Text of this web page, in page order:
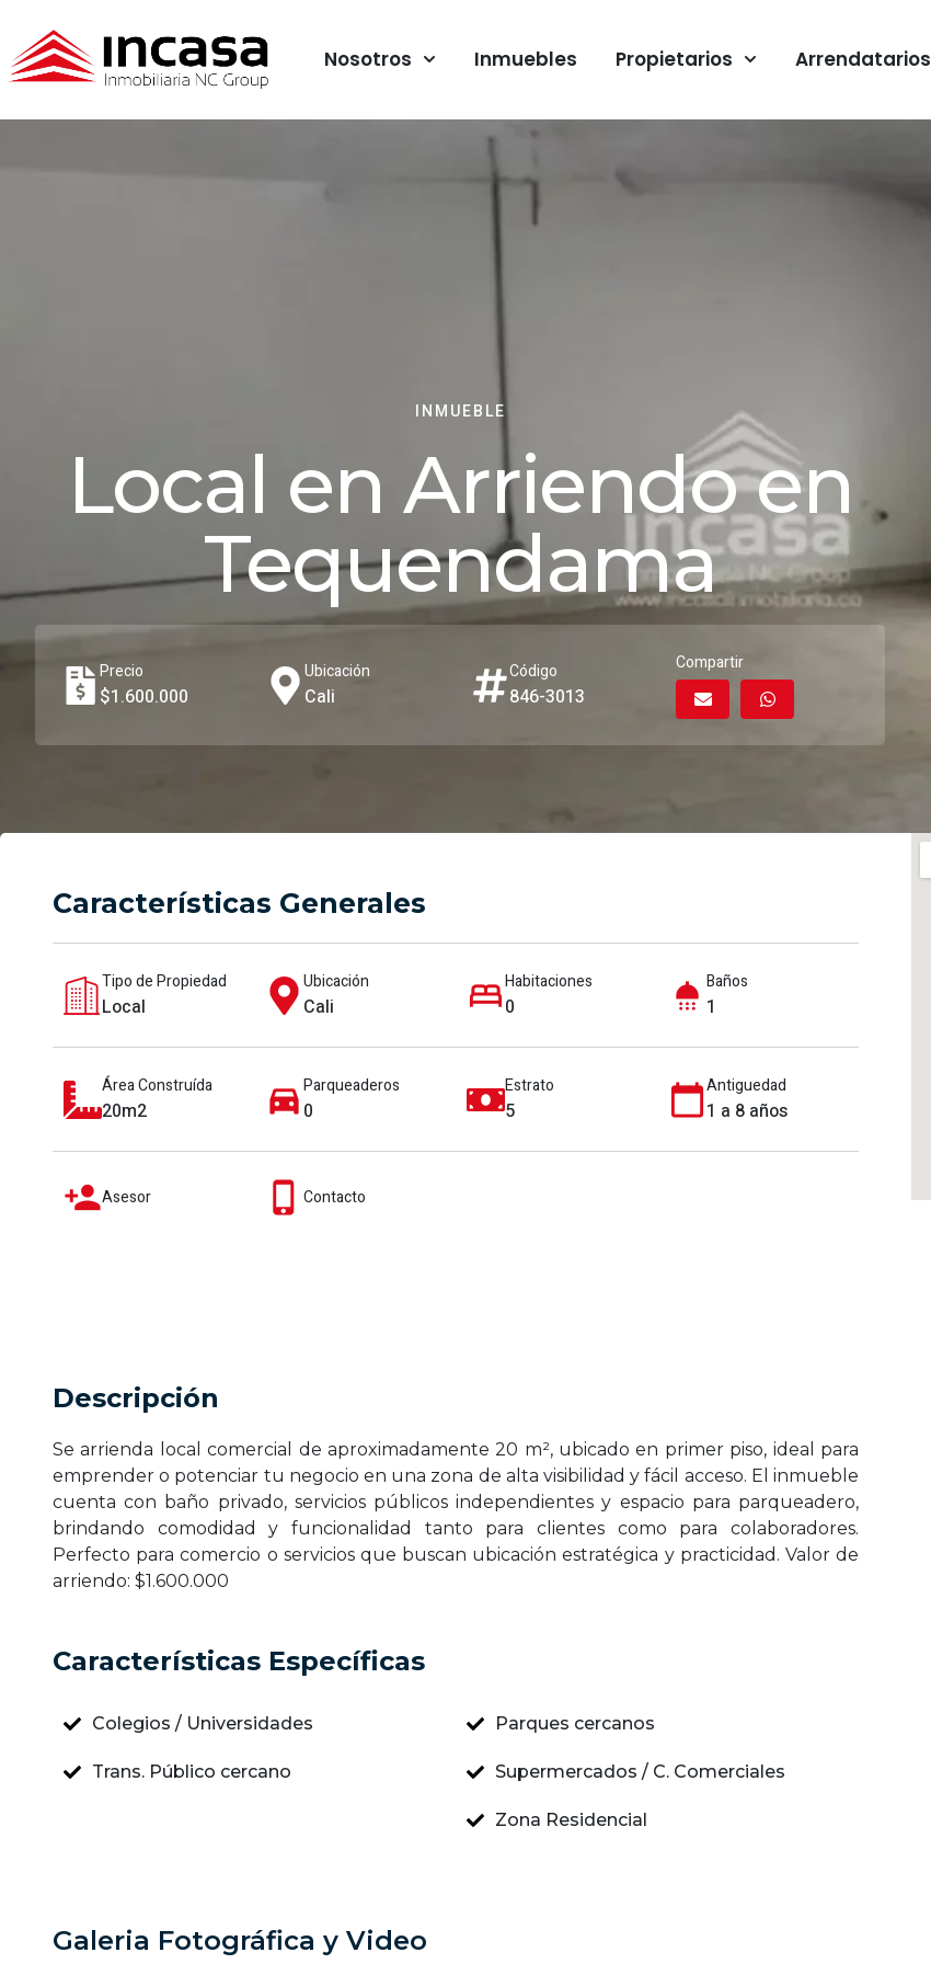
Nosotros Inmuebles Propietarios Arrendatarios
INMUEBLE
Local en Arriendo en
Tequendama
Precio
$1.600.000
Ubicación
Cali
Código
846-3013
Compartir
Características Generales
Tipo de Propiedad
Local
Ubicación
Cali
Habitaciones
0
Baños
1
Área Construída
20m2
Parqueaderos
0
Estrato
5
Antiguedad
1 a 8 años
Asesor Contacto
Descripción
Se arrienda local comercial de aproximadamente 20 m², ubicado en primer piso, ideal para
emprender o potenciar tu negocio en una zona de alta visibilidad y fácil acceso. El inmueble
cuenta con baño privado, servicios públicos independientes y espacio para parqueadero,
brindando comodidad y funcionalidad tanto para clientes como para colaboradores.
Perfecto para comercio o servicios que buscan ubicación estratégica y practicidad. Valor de
arriendo: $1.600.000
Características Específicas
Colegios / Universidades
Trans. Público cercano
Parques cercanos
Supermercados / C. Comerciales
Zona Residencial
Galeria Fotográfica y Video